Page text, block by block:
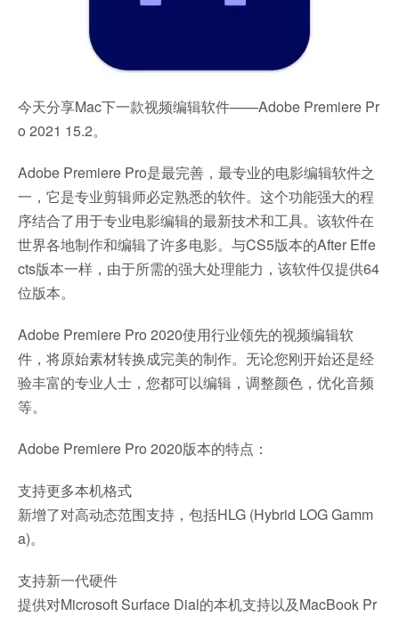
今天分享Mac下一款视频编辑软件——Adobe Premiere Pr
o 2021 15.2。
Adobe Premiere Pro是最完善，最专业的电影编辑软件之
一，它是专业剪辑师必定熟悉的软件。这个功能强大的程
序结合了用于专业电影编辑的最新技术和工具。该软件在
世界各地制作和编辑了许多电影。与CS5版本的After Effe
cts版本一样，由于所需的强大处理能力，该软件仅提供64
位版本。
Adobe Premiere Pro 2020使用行业领先的视频编辑软
件，将原始素材转换成完美的制作。无论您刚开始还是经
验丰富的专业人士，您都可以编辑，调整颜色，优化音频
等。
Adobe Premiere Pro 2020版本的特点：
支持更多本机格式
新增了对高动态范围支持，包括HLG (Hybrid LOG Gamm
a)。
支持新一代硬件
提供对Microsoft Surface Dial的本机支持以及MacBook Pr